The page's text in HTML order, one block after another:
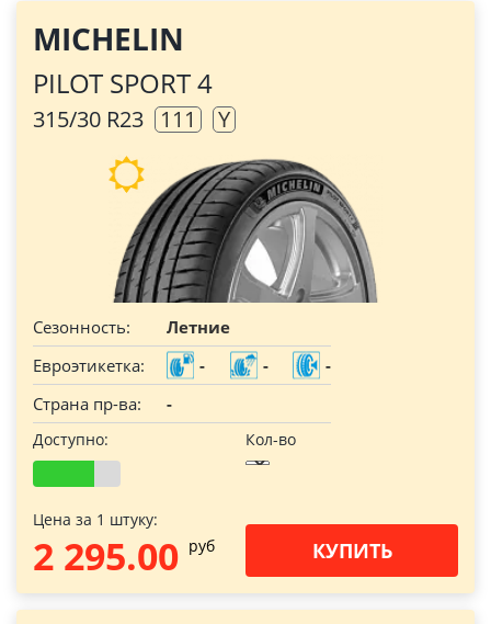
MICHELIN
PILOT SPORT 4
315/30 R23 111 Y
Сезонность:
Летние
Евроэтикетка:
- -
-
Страна пр-ва:
-
Доступно: Кол-во
Цена за 1 штуку:
2 295.00 pуб КУПИТЬ